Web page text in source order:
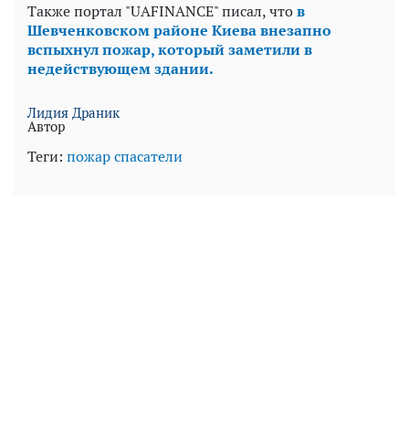
Также портал "UAFINANCE" писал, чтов
Шевченковском районе Киева внезапно
вспыхнул пожар, который заметили в
недействующем здании.
Лидия Драник
Автор
Теги: пожарспасатели